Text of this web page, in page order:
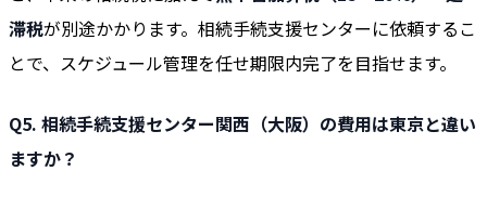
滞税が別途かかります。相続手続支援センターに依頼するこ
とで、スケジュール管理を任せ期限内完了を目指せます。
Q5. 相続手続支援センター関西（大阪）の費用は東京と違い
ますか？